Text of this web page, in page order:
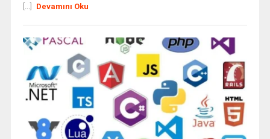
[...] Devamını Oku